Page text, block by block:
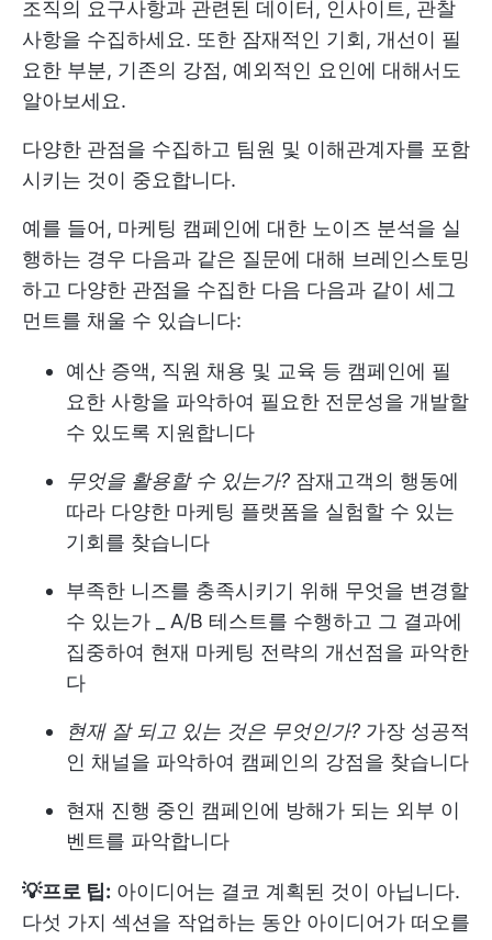
조직의 요구사항과 관련된 데이터, 인사이트, 관찰
사항을 수집하세요. 또한 잠재적인 기회, 개선이 필
요한 부분, 기존의 강점, 예외적인 요인에 대해서도
알아보세요.
다양한 관점을 수집하고 팀원 및 이해관계자를 포함
시키는 것이 중요합니다.
예를 들어, 마케팅 캠페인에 대한 노이즈 분석을 실
행하는 경우 다음과 같은 질문에 대해 브레인스토밍
하고 다양한 관점을 수집한 다음 다음과 같이 세그
먼트를 채울 수 있습니다:
예산 증액, 직원 채용 및 교육 등 캠페인에 필
요한 사항을 파악하여 필요한 전문성을 개발할
수 있도록 지원합니다
무엇을 활용할 수 있는가? 잠재고객의 행동에
따라 다양한 마케팅 플랫폼을 실험할 수 있는
기회를 찾습니다
부족한 니즈를 충족시키기 위해 무엇을 변경할
수 있는가 _ A/B 테스트를 수행하고 그 결과에
집중하여 현재 마케팅 전략의 개선점을 파악한
다
현재 잘 되고 있는 것은 무엇인가? 가장 성공적
인 채널을 파악하여 캠페인의 강점을 찾습니다
현재 진행 중인 캠페인에 방해가 되는 외부 이
벤트를 파악합니다
💡프로 팁: 아이디어는 결코 계획된 것이 아닙니다.
다섯 가지 섹션을 작업하는 동안 아이디어가 떠오를